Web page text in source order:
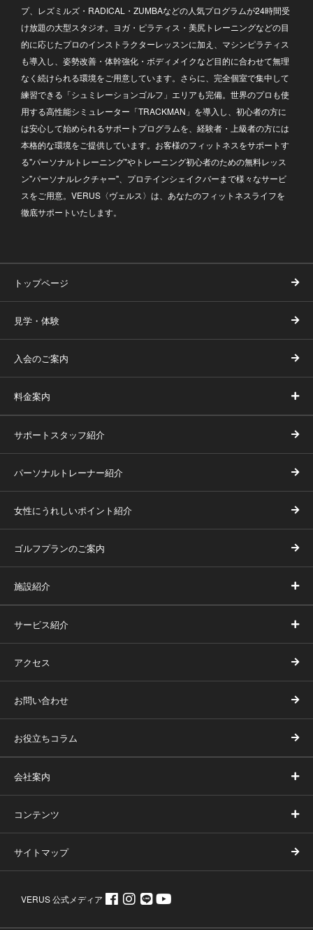
プ、レズミルズ・RADICAL・ZUMBAなどの人気プログラムが24時間受
け放題の大型スタジオ。ヨガ・ピラティス・美尻トレーニングなどの目
的に応じたプロのインストラクターレッスンに加え、マシンピラティス
も導入し、姿勢改善・体幹強化・ボディメイクなど目的に合わせて無理
なく続けられる環境をご用意しています。さらに、完全個室で集中して
練習できる「シュミレーションゴルフ」エリアも完備。世界のプロも使
用する高性能シミュレーター「TRACKMAN」を導入し、初心者の方に
は安心して始められるサポートプログラムを、経験者・上級者の方には
本格的な環境をご提供しています。お客様のフィットネスをサポートす
る"パーソナルトレーニング"やトレーニング初心者のための無料レッス
ン"パーソナルレクチャー"、プロテインシェイクバーまで様々なサービ
スをご用意。VERUS〈ヴェルス〉は、あなたのフィットネスライフを
徹底サポートいたします。
トップページ
見学・体験
入会のご案内
料金案内
サポートスタッフ紹介
パーソナルトレーナー紹介
女性にうれしいポイント紹介
ゴルフプランのご案内
施設紹介
サービス紹介
アクセス
お問い合わせ
お役立ちコラム
会社案内
コンテンツ
サイトマップ
VERUS 公式メディア